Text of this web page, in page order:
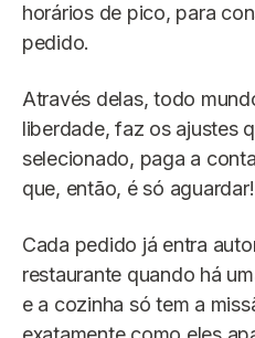
horários de pico, para
pedido.
Através delas, todo
liberdade, faz os ajustes
selecionado, paga a
que, então, é só aguardar!
Cada pedido já entra
restaurante quando há
e a cozinha só tem a